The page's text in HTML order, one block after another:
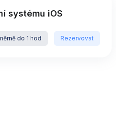
systému iOS
do 1 hod Rezervovat